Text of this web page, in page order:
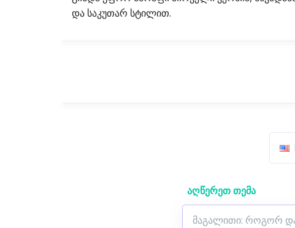
და საკუთარ სტილით.
აღწერეთ თემა